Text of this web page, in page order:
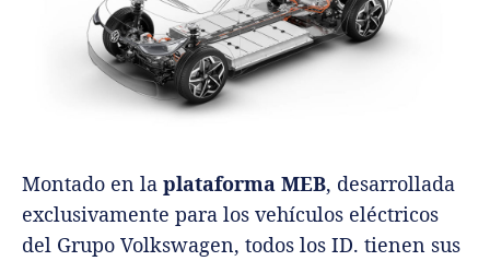
Montado en la plataforma MEB, desarrollada
exclusivamente para los vehículos eléctricos
del Grupo Volkswagen, todos los ID. tienen sus